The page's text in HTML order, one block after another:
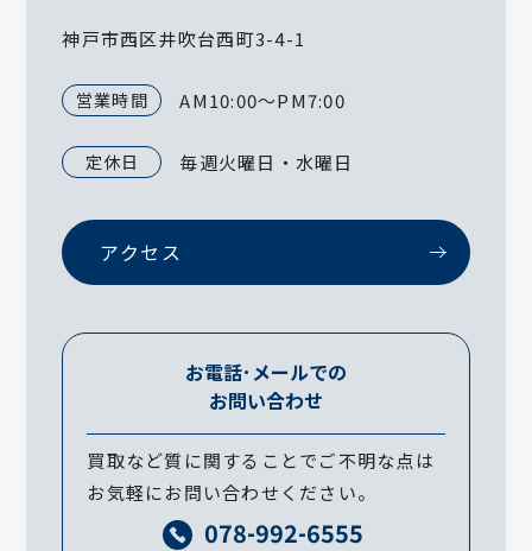
神戸市西区井吹台西町3-4-1
営業時間 AM10:00～PM7:00
定休日 毎週火曜日・水曜日
アクセス
お電話･メールでの
お問い合わせ
買取など質に関することでご不明な点は
お気軽にお問い合わせください。
078-992-6555